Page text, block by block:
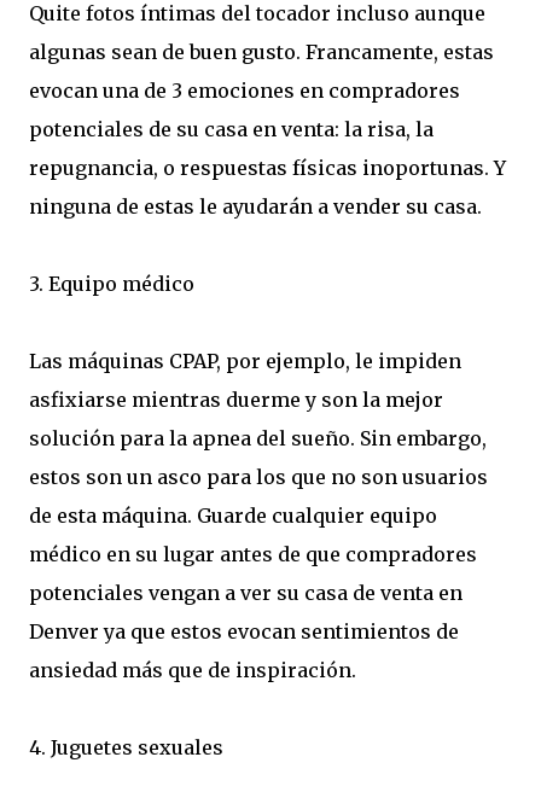
Quite fotos íntimas del tocador incluso aunque
algunas sean de buen gusto. Francamente, estas
evocan una de 3 emociones en compradores
potenciales de su casa en venta: la risa, la
repugnancia, o respuestas físicas inoportunas. Y
ninguna de estas le ayudarán a vender su casa.
3. Equipo médico
Las máquinas CPAP, por ejemplo, le impiden
asfixiarse mientras duerme y son la mejor
solución para la apnea del sueño. Sin embargo,
estos son un asco para los que no son usuarios
de esta máquina. Guarde cualquier equipo
médico en su lugar antes de que compradores
potenciales vengan a ver su casa de venta en
Denver ya que estos evocan sentimientos de
ansiedad más que de inspiración.
4. Juguetes sexuales